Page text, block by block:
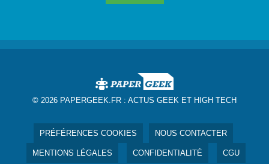
© 2026 PAPERGEEK.FR : ACTUS GEEK ET HIGH TECH
PRÉFÉRENCES COOKIES NOUS CONTACTER
MENTIONS LÉGALES CONFIDENTIALITÉ CGU